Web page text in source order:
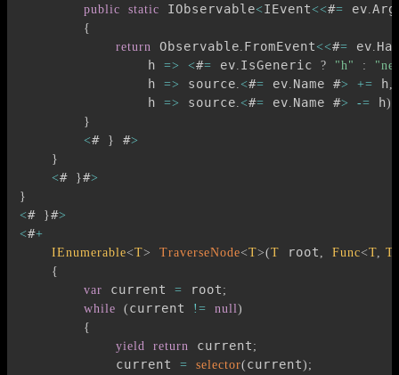
public static IObservable<IEvent <<#= ev
{
return
Observable FromEvent <<#= ev
                h
=> <#= ev IsGeneric ? "h" :
                h
=> source <#= ev Name #> += h
                h
=> source <#= ev Name #> -= h)
}
<# } #>
}
<# }#>
}
<# }#>
<#+
IEnumerable<T> TraverseNode<T>(T root Func<T T
{
var current = root ;
while
( current != null )
{
yield
return current ;
            current
= selector( current) ;